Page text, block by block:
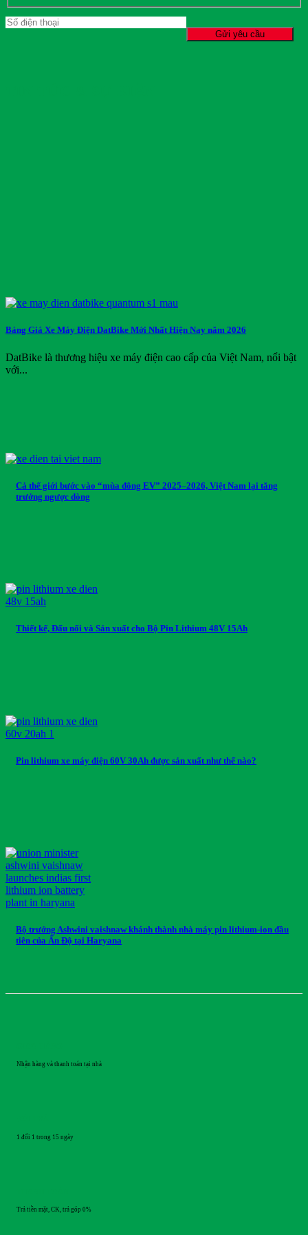
Bảng Giá Xe Máy Điện DatBike Mới Nhất Hiện Nay năm 2026
DatBike là thương hiệu xe máy điện cao cấp của Việt Nam, nổi bật
với...
Cả thế giới bước vào “mùa đông EV” 2025–2026, Việt Nam lại tăng
trưởng ngược dòng
Thiết kế, Đấu nối và Sản xuất cho Bộ Pin Lithium 48V 15Ah
Pin lithium xe máy điện 60V 30Ah được sản xuất như thế nào?
Bộ trưởng Ashwini vaishnaw khánh thành nhà máy pin lithium-ion đầu
tiên của Ấn Độ tại Haryana
Nhận hàng và thanh toán tại nhà
1 đổi 1 trong 15 ngày
Trả tiền mặt, CK, trả góp 0%